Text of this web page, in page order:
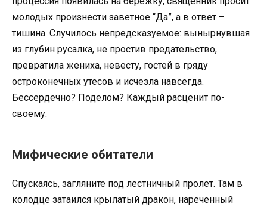
молодых произнести заветное “Да”, а в ответ –
тишина. Случилось непредсказуемое: вынырнувшая
из глубин русалка, не простив предательство,
превратила жениха, невесту, гостей в гряду
остроконечных утесов и исчезла навсегда.
Бессердечно? Поделом? Каждый расценит по-
своему.
Мифические обитатели
Спускаясь, загляните под лестничный пролет. Там в
колодце затаился крылатый дракон, нареченный